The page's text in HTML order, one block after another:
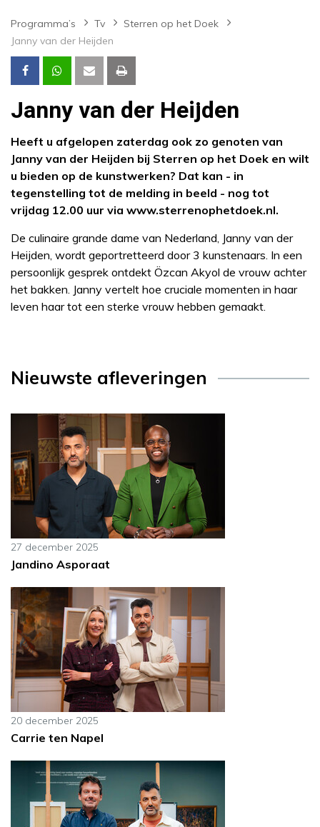
Programma’s Tv
Sterren op het Doek
Janny van der Heijden
Janny van der Heijden
Heeft u afgelopen zaterdag ook zo genoten van
Janny van der Heijden bij Sterren op het Doek en wilt
u bieden op de kunstwerken? Dat kan - in
tegenstelling tot de melding in beeld - nog tot
vrijdag 12.00 uur via www.sterrenophetdoek.nl.
De culinaire grande dame van Nederland, Janny van der
Heijden, wordt geportretteerd door 3 kunstenaars. In een
persoonlijk gesprek ontdekt Özcan Akyol de vrouw achter
het bakken. Janny vertelt hoe cruciale momenten in haar
leven haar tot een sterke vrouw hebben gemaakt.
Nieuwste afleveringen
27 december 2025
Jandino Asporaat
20 december 2025
Carrie ten Napel